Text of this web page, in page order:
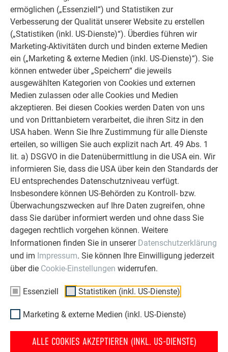
ermöglichen („Essenziell“) und Statistiken zur
Verbesserung der Qualität unserer Website zu erstellen
(„Statistiken (inkl. US-Dienste)“). Überdies führen wir
Marketing-Aktivitäten durch und binden externe Medien
ein („Marketing & externe Medien (inkl. US-Dienste)“). Sie
können entweder über „Speichern“ die jeweils
ausgewählten Kategorien von Cookies und externen
Medien zulassen oder alle Cookies und Medien
akzeptieren. Bei diesen Cookies werden Daten von uns
und von Drittanbietern verarbeitet, die ihren Sitz in den
USA haben. Wenn Sie Ihre Zustimmung für alle Dienste
erteilen, so willigen Sie auch explizit nach Art. 49 Abs. 1
lit. a) DSGVO in die Datenübermittlung in die USA ein. Wir
informieren Sie, dass die USA über kein den Standards der
EU entsprechendes Datenschutzniveau verfügt.
Insbesondere können US-Behörden zu Kontroll- bzw.
Überwachungszwecken auf Ihre Daten zugreifen, ohne
dass Sie darüber informiert werden und ohne dass Sie
dagegen rechtlich vorgehen können. Weitere
Informationen finden Sie in unserer Datenschutzerklärung
und im Impressum. Sie können Ihre Einwilligung jederzeit
über die Cookie-Einstellungen widerrufen.
Essenziell Statistiken (inkl. US-Dienste)
Marketing & externe Medien (inkl. US-Dienste)
ALLE COOKIES AKZEPTIEREN (INKL. US-DIENSTE)
auf Vollschalung mit Trennlage mind. 24 mm
BEFESTIGUNG
Niro Hafter, lt. statischer Erfordernis
PRODUKTBOX FALZONAL
MATERIAL
Aluminium 0,7 mm stark, farbbeschichtetes
Dicke: 0,7 mm, Breite: 600 mm / 1200 mm, Falzabstand:
53 cm
GEWICHT
Bandblech: 1,89 kg/m², ca. 2,2 kg/m² Dachfläche bei
Falzonal 600
BRANDSCHUTZ